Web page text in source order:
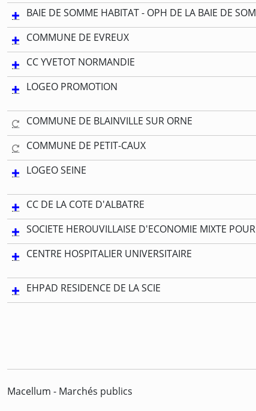
BAIE DE SOMME HABITAT - OPH DE LA BAIE DE
COMMUNE DE EVREUX
CC YVETOT NORMANDIE
LOGEO PROMOTION
COMMUNE DE BLAINVILLE SUR ORNE
COMMUNE DE PETIT-CAUX
LOGEO SEINE
CC DE LA COTE D'ALBATRE
SOCIETE HEROUVILLAISE D'ECONOMIE MIXTE
CENTRE HOSPITALIER UNIVERSITAIRE
EHPAD RESIDENCE DE LA SCIE
Macellum - Marchés publics